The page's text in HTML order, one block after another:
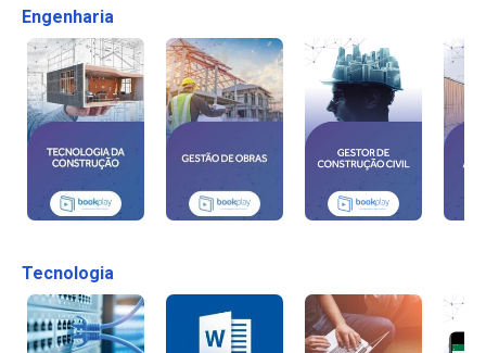
Engenharia
Tecnologia